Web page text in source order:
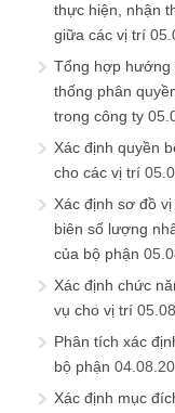
thực hiện, nhận
giữa các vị trí
Tổng hợp hướng
thống phân
trong công ty
Xác định quyền
cho các vị trí
Xác định sơ đồ
biên số lượng
của bộ phận
Xác định chức
vụ cho vị trí
Phân tích xác
bộ phận
Xác định mục